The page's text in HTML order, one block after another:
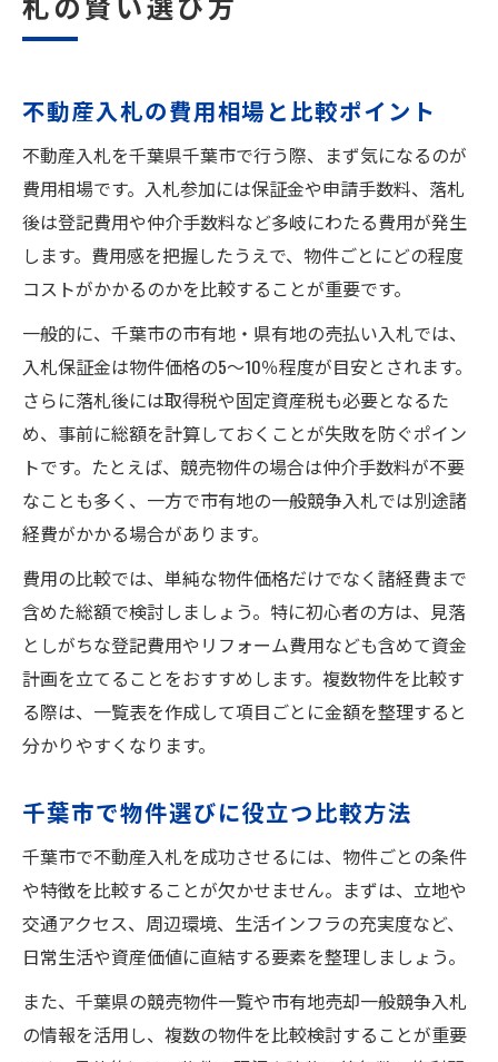
不動産入札の費用相場と比較ポイント
不動産入札を千葉県千葉市で行う際、まず気になるのが
費用相場です。入札参加には保証金や申請手数料、落札
後は登記費用や仲介手数料など多岐にわたる費用が発生
します。費用感を把握したうえで、物件ごとにどの程度
コストがかかるのかを比較することが重要です。
一般的に、千葉市の市有地・県有地の売払い入札では、
入札保証金は物件価格の5〜10％程度が目安とされます。
さらに落札後には取得税や固定資産税も必要となるた
め、事前に総額を計算しておくことが失敗を防ぐポイン
トです。たとえば、競売物件の場合は仲介手数料が不要
なことも多く、一方で市有地の一般競争入札では別途諸
経費がかかる場合があります。
費用の比較では、単純な物件価格だけでなく諸経費まで
含めた総額で検討しましょう。特に初心者の方は、見落
としがちな登記費用やリフォーム費用なども含めて資金
計画を立てることをおすすめします。複数物件を比較す
る際は、一覧表を作成して項目ごとに金額を整理すると
分かりやすくなります。
千葉市で物件選びに役立つ比較方法
千葉市で不動産入札を成功させるには、物件ごとの条件
や特徴を比較することが欠かせません。まずは、立地や
交通アクセス、周辺環境、生活インフラの充実度など、
日常生活や資産価値に直結する要素を整理しましょう。
また、千葉県の競売物件一覧や市有地売却一般競争入札
の情報を活用し、複数の物件を比較検討することが重要